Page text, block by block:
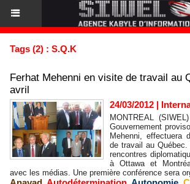
Tags (2) : S.Q.K
Ferhat Mehenni en visite de travail au
avril
24/03/2012 |
MONTREAL
Gouvernement
Mehenni, effectuera
de travail au
rencontres
à Ottawa et
avec les médias. Une première conférence sera